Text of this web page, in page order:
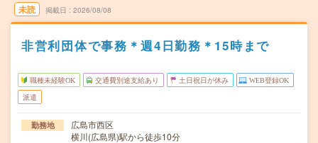
未読 掲載日 2026/08/08
非営利団体で事務＊週4日勤務＊15時まで
職種未経験OK 交通費別途支給あり 土日祝日が休み WEB登録OK
派遣
勤務地
広島市西区
横川(広島県)駅から徒歩10分